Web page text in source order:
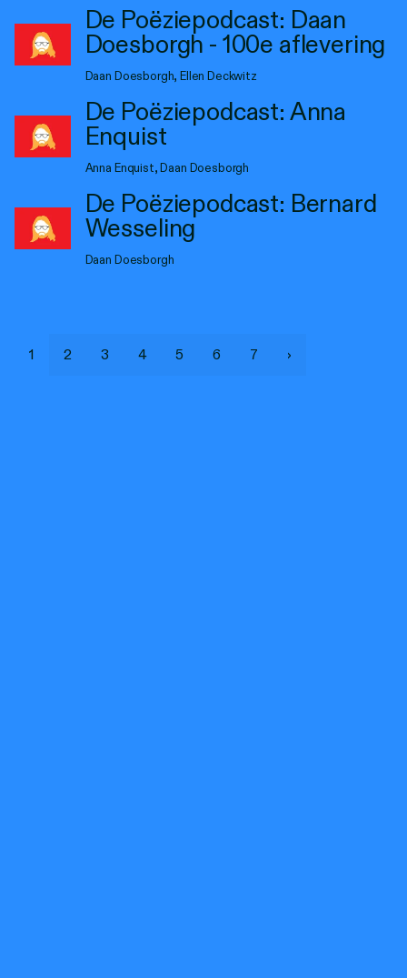
De Poëziepodcast: Daan
Doesborgh - 100e aflevering
Daan Doesborgh, Ellen Deckwitz
De Poëziepodcast: Anna
Enquist
Anna Enquist, Daan Doesborgh
De Poëziepodcast: Bernard
Wesseling
Daan Doesborgh
1 2 3 4 5 6 7 ›